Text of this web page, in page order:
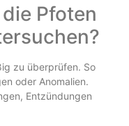
Pfoten
zu überprüfen. So
oder Anomalien.
Entzündungen